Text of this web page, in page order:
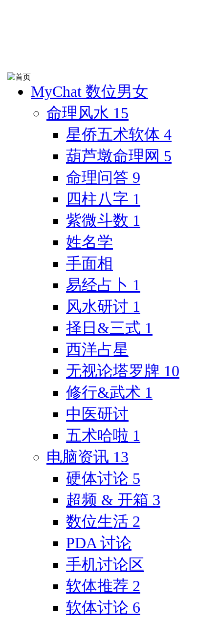
MyChat 数位男女
命理风水 15
星侨五术软体 4
葫芦墩命理网 5
命理问答 9
四柱八字 1
紫微斗数 1
姓名学
手面相
易经占卜 1
风水研讨 1
择日&三式 1
西洋占星
无视论塔罗牌 10
修行&武术 1
中医研讨
五术哈啦 1
电脑资讯 13
硬体讨论 5
超频 & 开箱 3
数位生活 2
PDA 讨论
手机讨论区
软体推荐 2
软体讨论 6